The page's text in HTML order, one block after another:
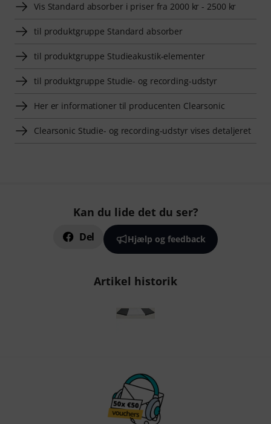
Vis Standard absorber i priser fra 2000 kr - 2500 kr
til produktgruppe Standard absorber
til produktgruppe Studieakustik-elementer
til produktgruppe Studie- og recording-udstyr
Her er informationer til producenten Clearsonic
Clearsonic Studie- og recording-udstyr vises detaljeret
Kan du lide det du ser?
Del Hjælp og feedback
Artikel historik